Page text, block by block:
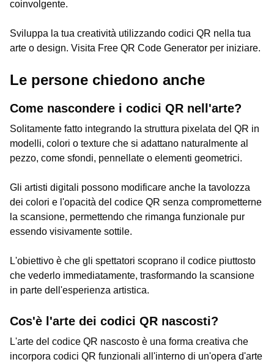
coinvolgente.
Sviluppa la tua creatività utilizzando codici QR nella tua
arte o design. Visita Free QR Code Generator per iniziare.
Le persone chiedono anche
Come nascondere i codici QR nell'arte?
Solitamente fatto integrando la struttura pixelata del QR in
modelli, colori o texture che si adattano naturalmente al
pezzo, come sfondi, pennellate o elementi geometrici.
Gli artisti digitali possono modificare anche la tavolozza
dei colori e l'opacità del codice QR senza comprometterne
la scansione, permettendo che rimanga funzionale pur
essendo visivamente sottile.
L'obiettivo è che gli spettatori scoprano il codice piuttosto
che vederlo immediatamente, trasformando la scansione
in parte dell'esperienza artistica.
Cos'è l'arte dei codici QR nascosti?
L'arte del codice QR nascosto è una forma creativa che
incorpora codici QR funzionali all'interno di un'opera d'arte